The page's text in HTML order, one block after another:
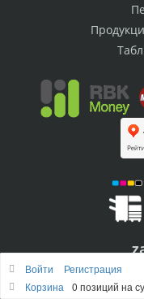
Войти
Регистрация
Корзина
0 позиций на